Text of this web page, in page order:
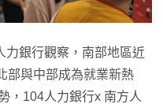
力銀行觀察，南部地區近
部與中部成為就業新熱
，104人力銀行x 南方人